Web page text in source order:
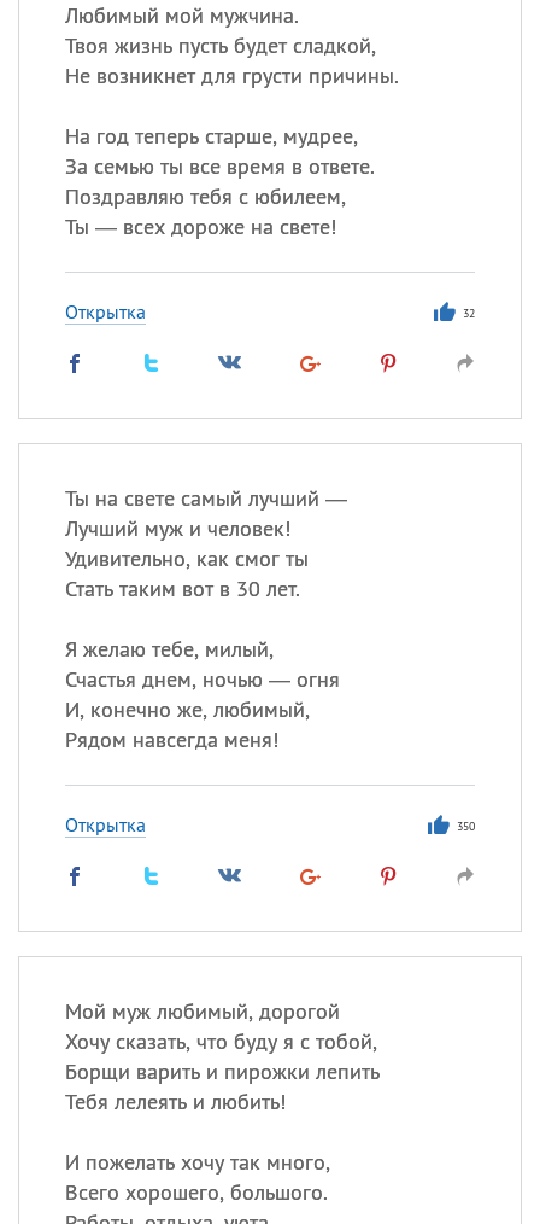
Любимый мой мужчина.
Твоя жизнь пусть будет сладкой,
Не возникнет для грусти причины.
На год теперь старше, мудрее,
За семью ты все время в ответе.
Поздравляю тебя с юбилеем,
Ты — всех дороже на свете!
Открытка 32
Ты на свете самый лучший —
Лучший муж и человек!
Удивительно, как смог ты
Стать таким вот в 30 лет.
Я желаю тебе, милый,
Счастья днем, ночью — огня
И, конечно же, любимый,
Рядом навсегда меня!
Открытка 350
Мой муж любимый, дорогой
Хочу сказать, что буду я с тобой,
Борщи варить и пирожки лепить
Тебя лелеять и любить!
И пожелать хочу так много,
Всего хорошего, большого.